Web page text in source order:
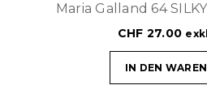
Maria Galland 64
CHF 27.00
IN DEN